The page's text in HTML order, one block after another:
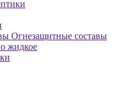
Огнезащитные составы
жидкое